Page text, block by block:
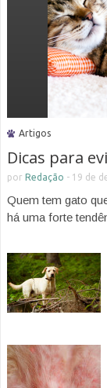
Artigos
Dicas para
por Redação - 19 de
Quem tem gato
há uma forte